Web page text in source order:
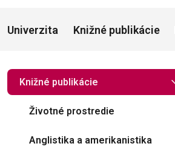
Univerzita Knižné publikácie
Knižné publikácie
Životné prostredie
Anglistika a amerikanistika